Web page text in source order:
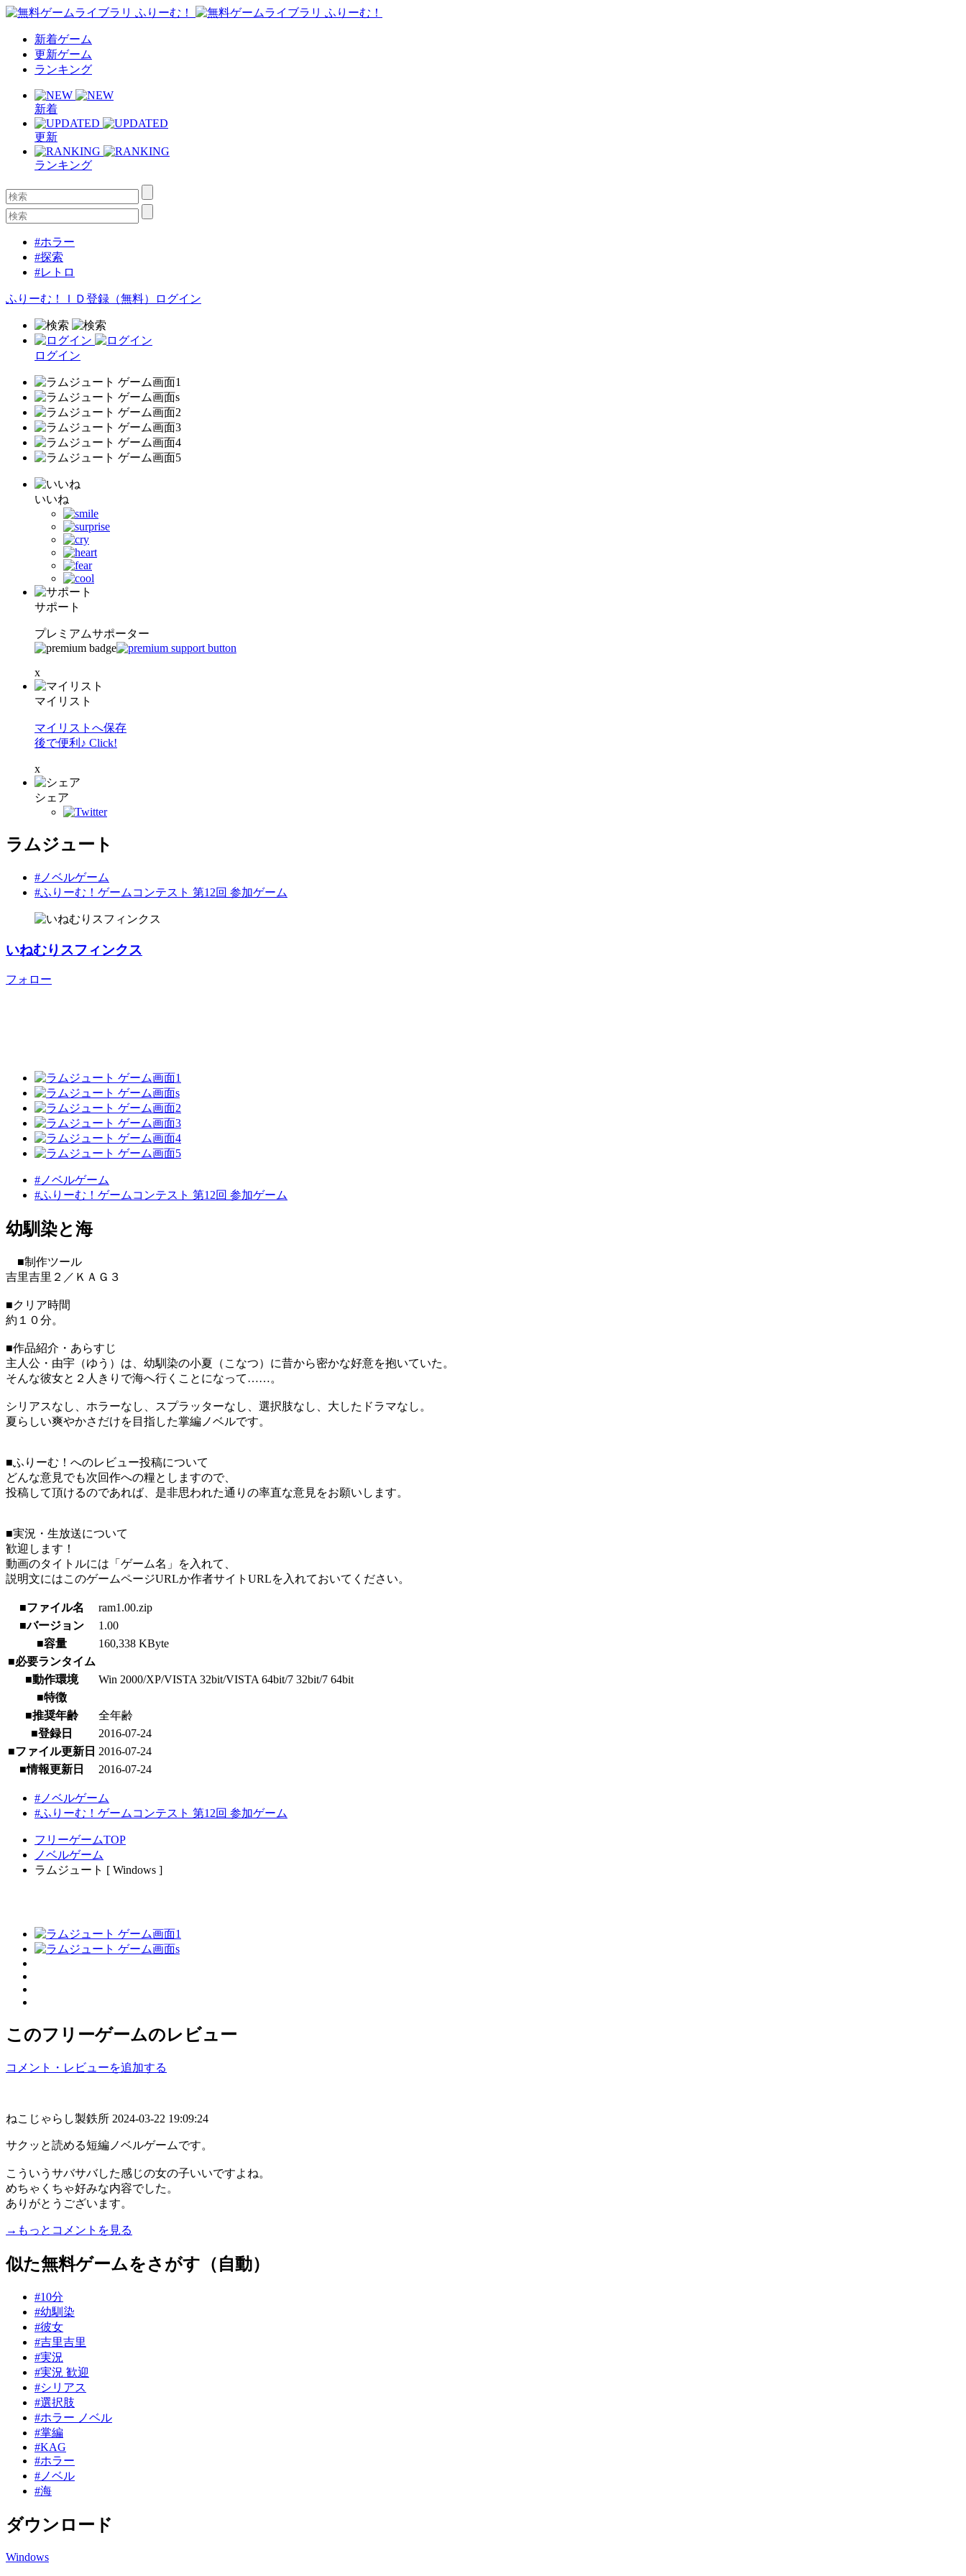
新着ゲーム
更新ゲーム
ランキング
新着
更新
ランキング
#ホラー
#探索
#レトロ
ふりーむ！ＩＤ登録（無料） ログイン
ログイン
いいね
サポート
プレミアムサポーター
x
マイリスト
マイリストへ保存
後で便利♪ Click!
x
シェア
ラムジュート
#ノベルゲーム
#ふりーむ！ゲームコンテスト 第12回 参加ゲーム
いねむりスフィンクス
フォロー
#ノベルゲーム
#ふりーむ！ゲームコンテスト 第12回 参加ゲーム
幼馴染と海
■制作ツール
吉里吉里２／ＫＡＧ３
■クリア時間
約１０分。
■作品紹介・あらすじ
主人公・由宇（ゆう）は、幼馴染の小夏（こなつ）に昔から密かな好意を抱いていた。
そんな彼女と２人きりで海へ行くことになって……。
シリアスなし、ホラーなし、スプラッターなし、選択肢なし、大したドラマなし。
夏らしい爽やかさだけを目指した掌編ノベルです。
■ふりーむ！へのレビュー投稿について
どんな意見でも次回作への糧としますので、
投稿して頂けるのであれば、是非思われた通りの率直な意見をお願いします。
■実況・生放送について
歓迎します！
動画のタイトルには「ゲーム名」を入れて、
説明文にはこのゲームページURLか作者サイトURLを入れておいてください。
■ファイル名
ram1.00.zip
■バージョン
1.00
■容量
160,338 KByte
■必要ランタイム
■動作環境
Win 2000/XP/VISTA 32bit/VISTA 64bit/7 32bit/7 64bit
■特徴
■推奨年齢
全年齢
■登録日
2016-07-24
■ファイル更新日 2016-07-24
■情報更新日
2016-07-24
#ノベルゲーム
#ふりーむ！ゲームコンテスト 第12回 参加ゲーム
フリーゲームTOP
ノベルゲーム
ラムジュート [ Windows ]
このフリーゲームのレビュー
コメント・レビューを追加する
ねこじゃらし製鉄所 2024-03-22 19:09:24
サクッと読める短編ノベルゲームです。
こういうサバサバした感じの女の子いいですよね。
めちゃくちゃ好みな内容でした。
ありがとうございます。
→もっとコメントを見る
似た無料ゲームをさがす（自動）
#10分
#幼馴染
#彼女
#吉里吉里
#実況
#実況 歓迎
#シリアス
#選択肢
#ホラー ノベル
#掌編
#KAG
#ホラー
#ノベル
#海
ダウンロード
Windows